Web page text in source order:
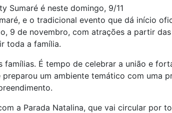
Sumaré é neste domingo, 9/11
e o tradicional evento que dá início
9 de novembro, com atrações a partir
toda a família.
famílias. É tempo de celebrar a união e
um ambiente temático com uma
a Parada Natalina, que vai circular por